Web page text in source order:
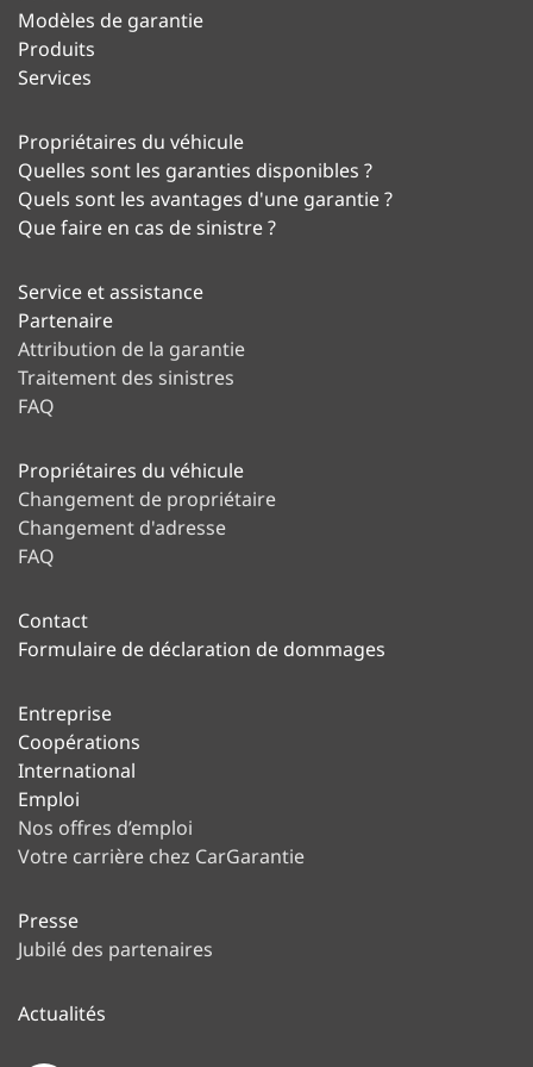
Modèles de garantie
Produits
Services
Propriétaires du véhicule
Quelles sont les garanties disponibles ?
Quels sont les avantages d'une garantie ?
Que faire en cas de sinistre ?
Service et assistance
Partenaire
Attribution de la garantie
Traitement des sinistres
FAQ
Propriétaires du véhicule
Changement de propriétaire
Changement d'adresse
FAQ
Contact
Formulaire de déclaration de dommages
Entreprise
Coopérations
International
Emploi
Nos offres d’emploi
Votre carrière chez CarGarantie
Presse
Jubilé des partenaires
Actualités